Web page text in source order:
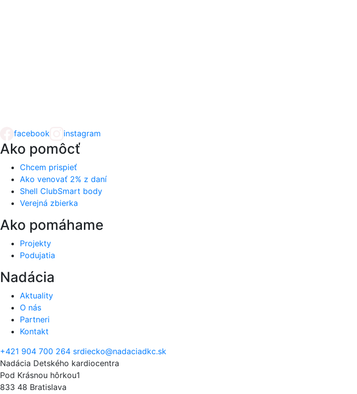
facebook instagram
Ako pomôcť
Chcem prispieť
Ako venovať 2% z daní
Shell ClubSmart body
Verejná zbierka
Ako pomáhame
Projekty
Podujatia
Nadácia
Aktuality
O nás
Partneri
Kontakt
+421 904 700 264 srdiecko@nadaciadkc.sk
Nadácia Detského kardiocentra
Pod Krásnou hôrkou1
833 48 Bratislava